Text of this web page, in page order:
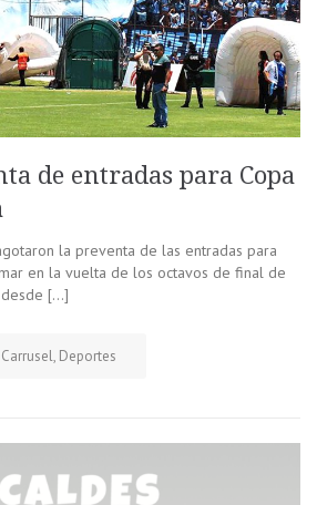
de entradas para Copa
la preventa de las entradas para
en la vuelta de los octavos de final de
desde […]
Carrusel, Deportes